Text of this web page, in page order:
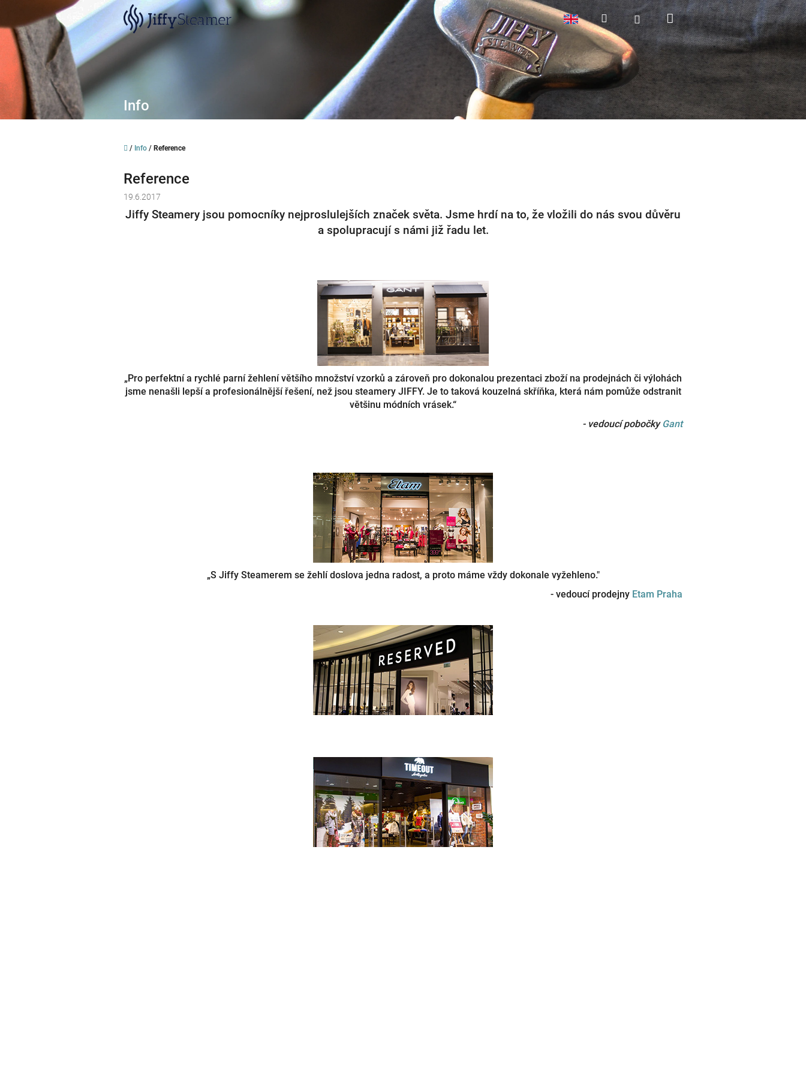
obsah
HledatPřihlášeníNákupní
košík
Info
Domů
/ Info / Reference
Reference
19.6.2017
Jiffy Steamery jsou pomocníky nejproslulejších značek světa. Jsme hrdí na to, že vložili do nás svou důvěru
a spolupracují s námi již řadu let.
„Pro perfektní a rychlé parní žehlení většího množství vzorků a zároveň pro dokonalou prezentaci zboží na prodejnách či výlohách
jsme nenašli lepší a profesionálnější řešení, než jsou steamery JIFFY. Je to taková kouzelná skříňka, která nám pomůže odstranit
většinu módních vrásek.“
- vedoucí pobočky Gant
„S Jiffy Steamerem se žehlí doslova jedna radost, a proto máme vždy dokonale vyžehleno."
- vedoucí prodejny Etam Praha